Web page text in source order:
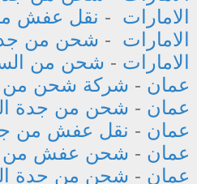
الامارات - نقل عفش
الامارات - شحن من
الامارات - شحن من
عمان - شركة شحن من
عمان - شحن من جدة
عمان - نقل عفش من
عمان - شحن عفش من
عمان - شحن من جدة